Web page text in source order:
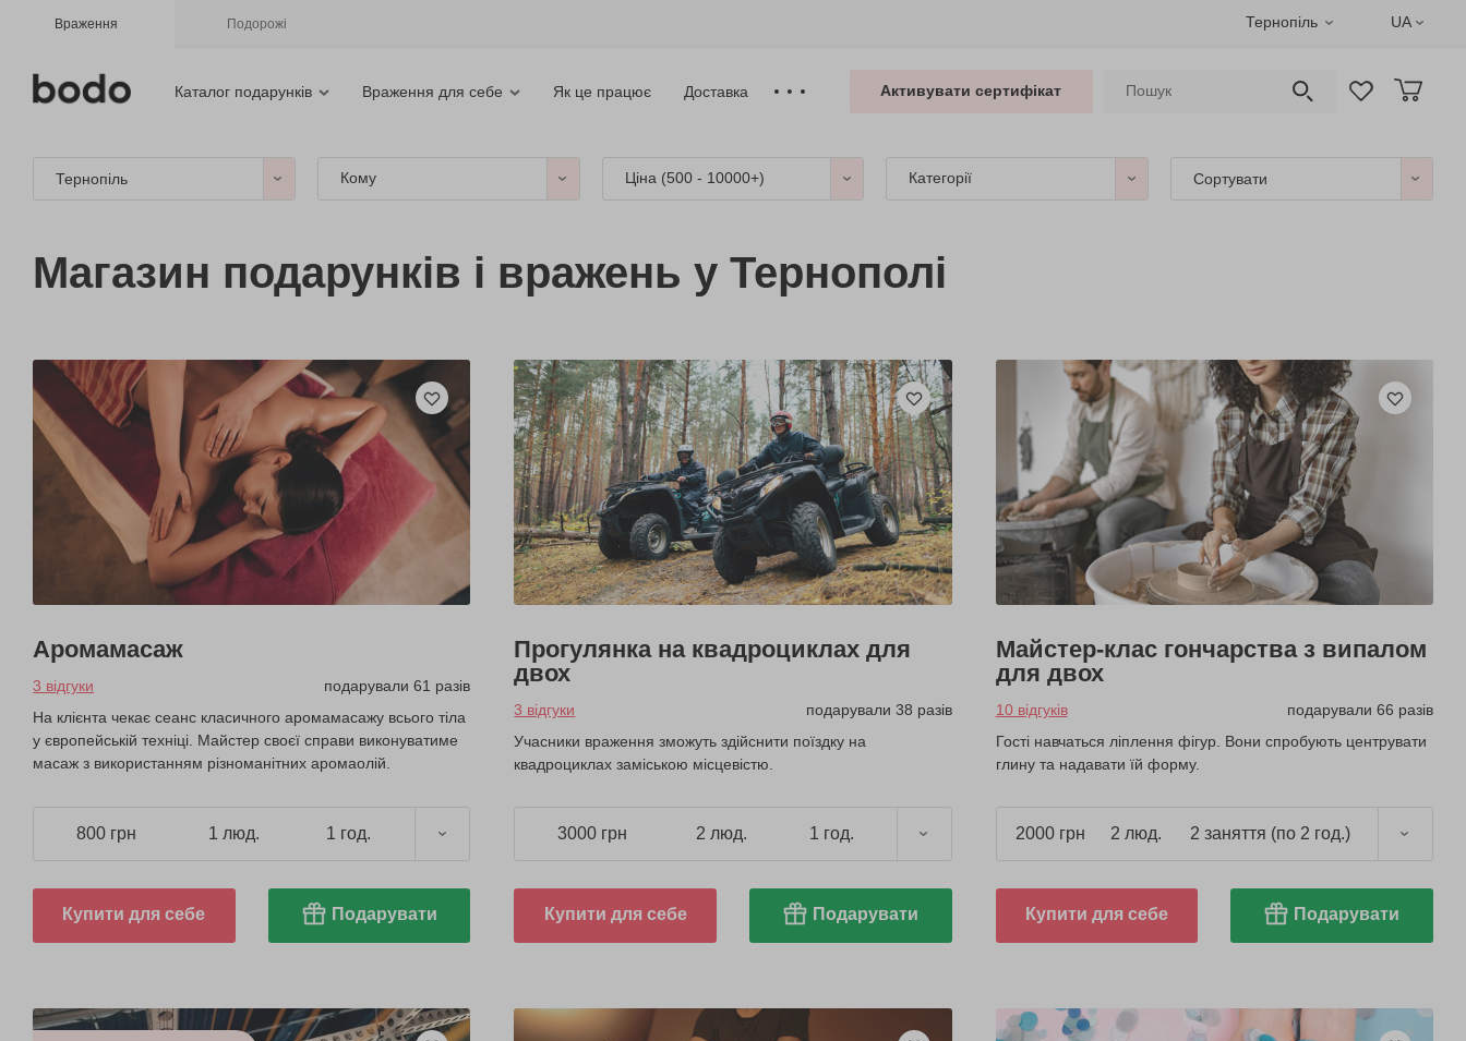
Враження Подорожі Тернопіль UA
Каталог подарунків Враження для себе Як це працює Доставка Активувати сертифікат
Тернопіль Кому Ціна (500 - 10000+) Категорії Сортувати
Магазин подарунків і вражень у Тернополі
Аромамасаж
3 відгуки
подарували 61 разів
На клієнта чекає сеанс класичного аромамасажу всього тіла
у європейській техніці. Майстер своєї справи виконуватиме
масаж з використанням різноманітних аромаолій.
800 грн 1 люд. 1 год.
Купити для себе Подарувати
Прогулянка на квадроциклах для
двох
3 відгуки
подарували 38 разів
Учасники враження зможуть здійснити поїздку на
квадроциклах заміською місцевістю.
3000 грн 2 люд. 1 год.
Купити для себе Подарувати
Майстер-клас гончарства з випалом
для двох
10 відгуків
подарували 66 разів
Гості навчаться ліплення фігур. Вони спробують центрувати
глину та надавати їй форму.
2000 грн 2 люд. 2 заняття (по 2 год.)
Купити для себе Подарувати